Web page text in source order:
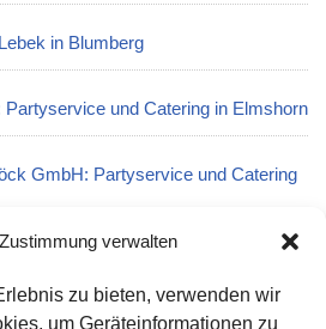
verwalten
zu bieten, verwenden wir
um Geräteinformationen zu
in Blumberg
und Catering in Elmshorn
GmbH: Partyservice und Catering